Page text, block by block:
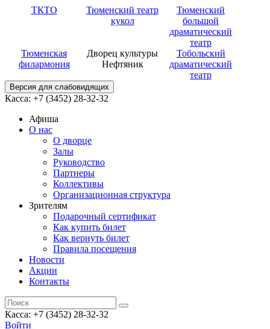
ТКТО
Тюменский театр
кукол
Тюменский
большой
драматический
театр
Тюменская
филармония
Дворец культуры
Нефтяник
Тобольский
драматический
театр
Версия для слабовидящих
Касса: +7 (3452) 28-32-32
Афиша
О нас
О дворце
Залы
Руководство
Партнеры
Коллективы
Организационная структура
Зрителям
Подарочный сертификат
Как купить билет
Как вернуть билет
Правила посещения
Новости
Акции
Контакты
Касса: +7 (3452) 28-32-32
Войти